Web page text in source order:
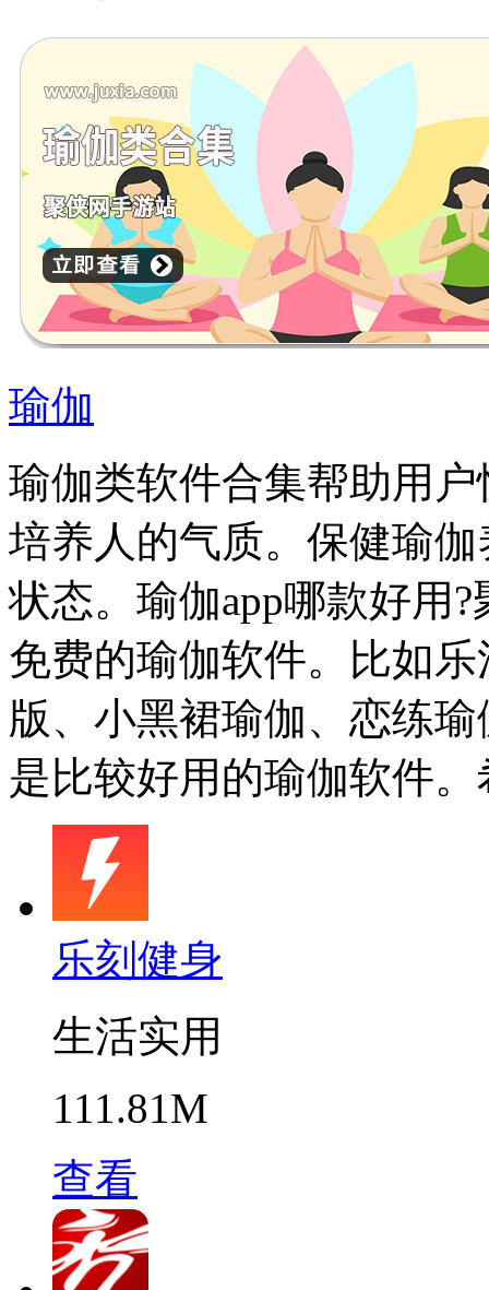
瑜伽
瑜伽类软件合集帮助用
培养人的气质。保健瑜
状态。瑜伽app哪款好用
免费的瑜伽软件。比如
版、小黑裙瑜伽、恋练
是比较好用的瑜伽软件
乐刻健身
生活实用
111.81M
查看